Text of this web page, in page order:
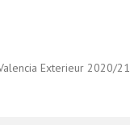
Exterieur 2020/21